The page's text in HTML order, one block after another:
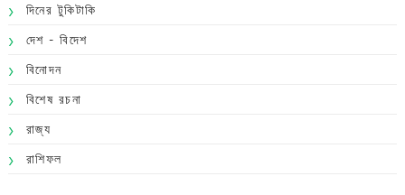
দিনের টুকিটাকি
দেশ - বিদেশ
বিনোদন
বিশেষ রচনা
রাজ্য
রাশিফল